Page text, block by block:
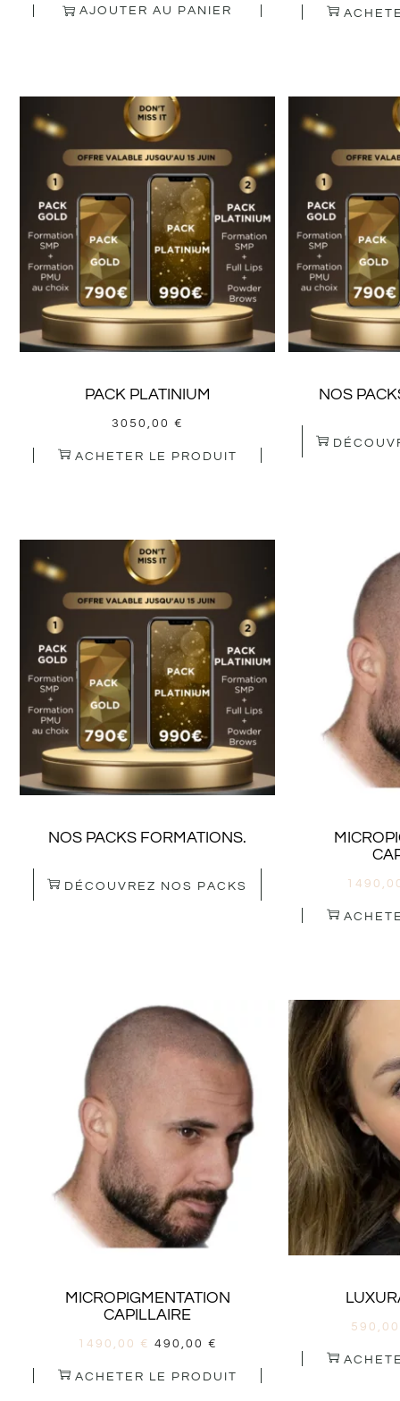
AJOUTER AU PANIER
PACK PLATINIUM
3050,00 €
ACHETER LE PRODUIT
NOS
NOS PACKS FORMATIONS.
DÉCOUVREZ NOS PACKS
MICROPIGMENTATION
CAPILLAIRE
1490,00 € 490,00 €
ACHETER LE PRODUIT